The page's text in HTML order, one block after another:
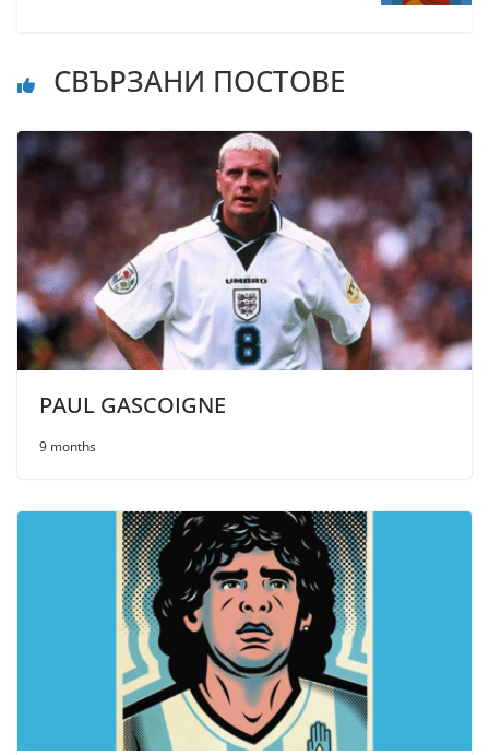
СВЪРЗАНИ ПОСТОВЕ
PAUL GASCOIGNE
9 months